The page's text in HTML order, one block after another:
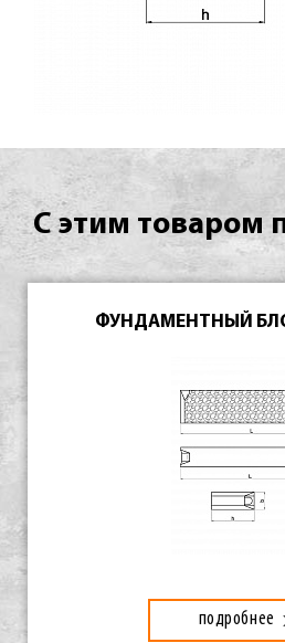
С этим товаром
ФУНДАМЕНТНЫЙ
подробнее